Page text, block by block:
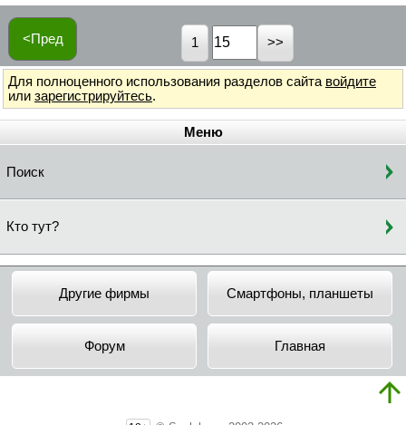
<Пред 1
Для полноценного использования разделов сайта войдите
или зарегистрируйтесь.
Меню
Поиск
Кто тут?
Другие фирмы Смартфоны, планшеты
Форум Главная